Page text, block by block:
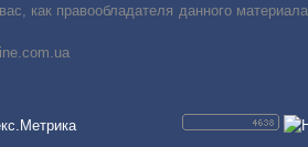
как правообладателя данного